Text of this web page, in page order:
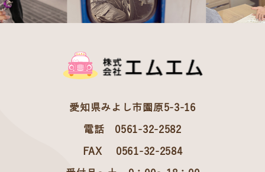
愛知県みよし市園原5-3-16
電話 0561-32-2582
FAX 0561-32-2584